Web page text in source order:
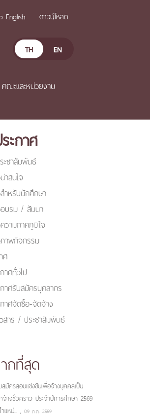
English ดาวน์โหลด
TH EN
คณะและหน่วยงาน
ะกาศ
ะชาสัมพันธ์
าสนใจ
ำหรับนักศึกษา
บรม / สัมนา
วามภาคภูมิใจ
าพกิจกรรม
ศ
าศทั่วไป
าศรับสมัครบุคลากร
าศจัดซื้อ-จัดจ้าง
สาร / ประชาสัมพันธ์
กที่สุด
มัครสอบแข่งขันเพื่อจ้างบุคคลเป็น
จ้างชั่วคราว ประจำปีการศึกษา 2569
แหน่... , 09 ก.ค. 2569